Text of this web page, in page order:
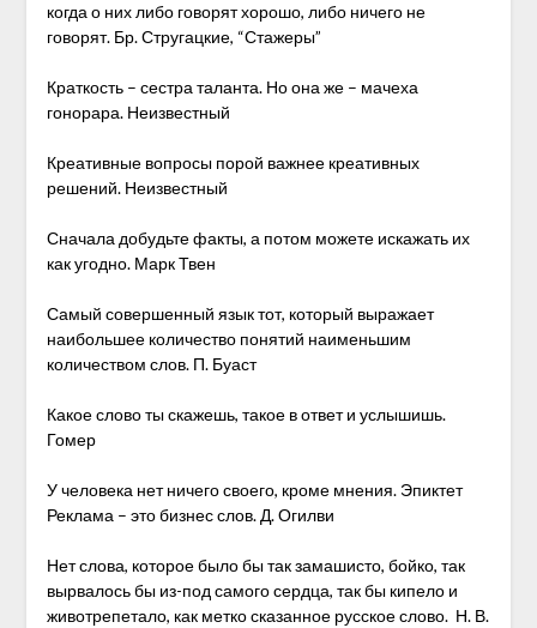
когда о них либо говорят хорошо, либо ничего не
говорят. Бр. Стругацкие, “Стажеры”
Краткость – сестра таланта. Но она же – мачеха
гонорара. Неизвестный
Креативные вопросы порой важнее креативных
решений. Неизвестный
Сначала добудьте факты, а потом можете искажать их
как угодно. Марк Твен
Самый совершенный язык тот, который выражает
наибольшее количество понятий наименьшим
количеством слов. П. Буаст
Какое слово ты скажешь, такое в ответ и услышишь.
Гомер
У человека нет ничего своего, кроме мнения. Эпиктет
Реклама – это бизнес слов. Д. Огилви
Нет слова, которое было бы так замашисто, бойко, так
вырвалось бы из-под самого сердца, так бы кипело и
животрепетало, как метко сказанное русское слово. Н. В.